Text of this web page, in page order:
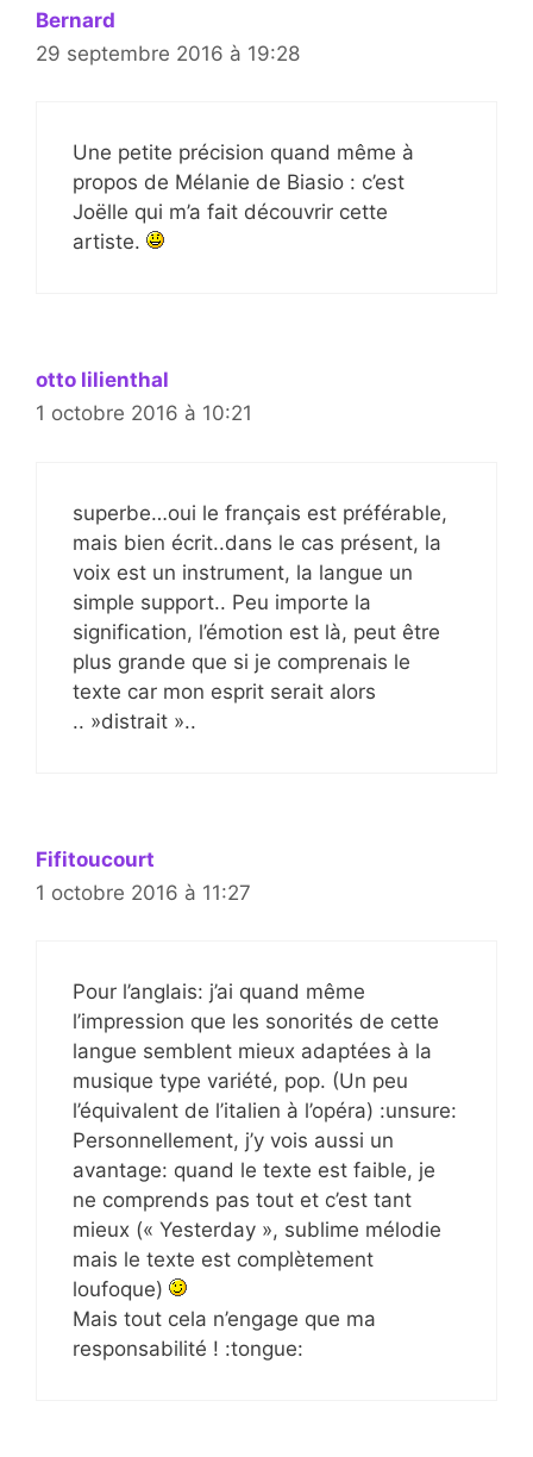
Bernard
29 septembre 2016 à 19:28
Une petite précision quand même à
propos de Mélanie de Biasio : c’est
Joëlle qui m’a fait découvrir cette
artiste.
otto lilienthal
1 octobre 2016 à 10:21
superbe…oui le français est préférable,
mais bien écrit..dans le cas présent, la
voix est un instrument, la langue un
simple support.. Peu importe la
signification, l’émotion est là, peut être
plus grande que si je comprenais le
texte car mon esprit serait alors
.. »distrait »..
Fifitoucourt
1 octobre 2016 à 11:27
Pour l’anglais: j’ai quand même
l’impression que les sonorités de cette
langue semblent mieux adaptées à la
musique type variété, pop. (Un peu
l’équivalent de l’italien à l’opéra) :unsure:
Personnellement, j’y vois aussi un
avantage: quand le texte est faible, je
ne comprends pas tout et c’est tant
mieux (« Yesterday », sublime mélodie
mais le texte est complètement
loufoque)
Mais tout cela n’engage que ma
responsabilité ! :tongue: